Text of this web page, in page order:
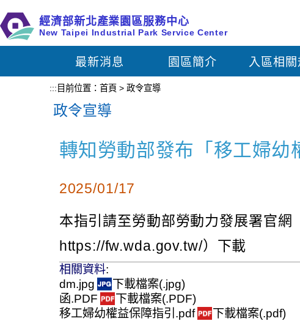
到
主
經濟部新北產業園區服務中心
New Taipei Industrial Park Service Center
最新消息 園區簡介 入區相關
::: 目前位置： 首頁 > 政令宣導
政令宣導
轉知勞動部發布「移工婦幼
2025/01/17
本指引請至勞動部勞動力發展署官
https://fw.wda.gov.tw/）下載
相關資料:
dm.jpg
下載檔案(.jpg)
函.PDF
下載檔案(.PDF)
移工婦幼權益保障指引.pdf
下載檔案(.pdf)